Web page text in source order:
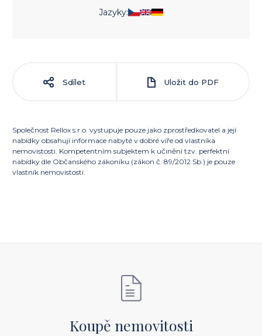
Jazyky:
Sdílet Uložit do PDF
Společnost Rellox s.r.o. vystupuje pouze jako zprostředkovatel a její
nabídky obsahují informace nabyté v dobré víře od vlastníka
nemovistosti. Kompetentním subjektem k učinění tzv. perfektní
nabídky dle Občanského zákoníku (zákon č. 89/2012 Sb.) je pouze
vlastník nemovistosti.
Koupě nemovitosti